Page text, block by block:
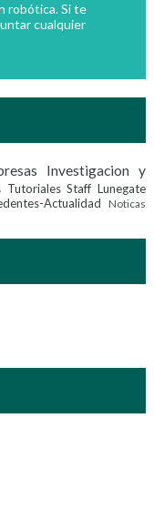
robótica. Si te
cualquier
Investigacion y
Tutoriales Staff Lunegate
Actualidad
Noticas